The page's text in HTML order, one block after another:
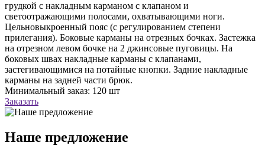
грудкой с накладным карманом c клапаном и
светоотражающими полосами, охватывающими ноги.
Цельновыкроенный пояс (с регулированием степени
прилегания). Боковые карманы на отрезных бочках. Застежка
на отрезном левом бочке на 2 джинсовые пуговицы. На
боковых швах накладные карманы с клапанами,
застегивающимися на потайные кнопки. Задние накладные
карманы на задней части брюк.
Минимальный заказ: 120 шт
Заказать
Наше предложение